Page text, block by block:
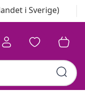
i Sverige)